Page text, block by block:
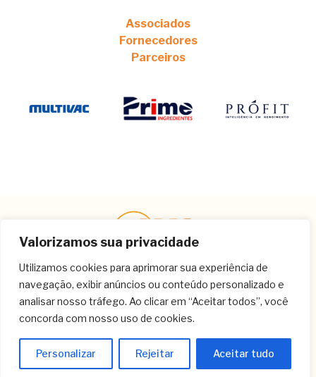
Valorizamos sua privacidade
Utilizamos cookies para aprimorar sua experiência de
navegação, exibir anúncios ou conteúdo personalizado e
analisar nosso tráfego. Ao clicar em “Aceitar todos”, você
concorda com nosso uso de cookies.
Personalizar Rejeitar Aceitar tudo
Associados
Fornecedores
Parceiros
Contato
(11) 3259-8266